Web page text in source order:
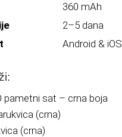
360 mAh
2–5 dana
Android & iOS
pametni sat – crna boja
(crna)
(crna)